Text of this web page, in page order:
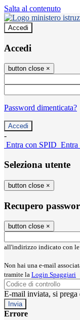
Salta al contenuto
Accedi
Accedi
button close ×
Password dimenticata?
-
Entra con SPID Entra
Seleziona utente
button close ×
Recupero
button close ×
all'indirizzo indicato con le
Non hai una e-mail
tramite la Login Spaggiari
E-mail inviata, si prega
Errore